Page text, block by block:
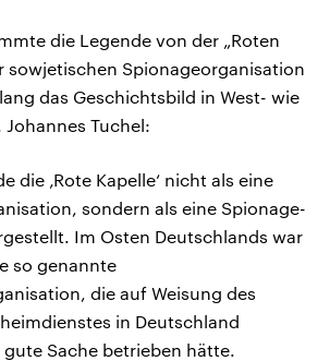
die Legende von der „Roten
sowjetischen Spionageorganisation
das Geschichtsbild in West- wie
Tuchel:
die ‚Rote Kapelle‘ nicht als eine
sondern als eine Spionage-
Im Osten Deutschlands war
so genannte
die auf Weisung des
in Deutschland
Sache betrieben hätte.